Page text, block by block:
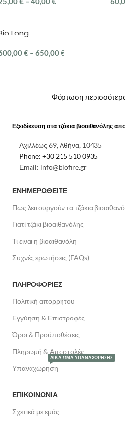
Long
€ – 650,00€
Φόρτωση
Εξειδίκευση στα τζάκια βιοαιθανόλης
Αχιλλέως 69, Αθήνα, 10435
Phone: +30 215 510 0935
Εmail: info@biofire.gr
ΕΝΗΜΕΡΩΘΕΙΤΕ
Πως λειτουργούν τα τζάκια
Γιατί τζάκι βιοαιθανόλης
Τι ειναι η βιοαιθανόλη
Συχνές ερωτήσεις (FAQs)
ΠΛΗΡΟΦΟΡΙΕΣ
Πολιτική απορρήτου
Εγγύηση & Επιστροφές
Όροι & Προϋποθέσεις
Πληρωμή & Αποστολές
Υπαναχώρηση
ΔΙΚΑΊΩΜΑ ΥΠΑΝΑΧΏΡΗΣΗΣ
ΕΠΙΚΟΙΝΩΝΙΑ
Σχετικά με εμάς